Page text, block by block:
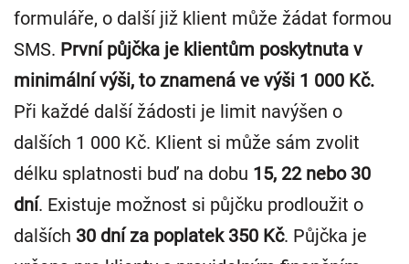
formuláře, o další již klient může žádat formou
SMS. První půjčka je klientům poskytnuta v
minimální výši, to znamená ve výši 1 000 Kč.
Při každé další žádosti je limit navýšen o
dalších 1 000 Kč. Klient si může sám zvolit
délku splatnosti buď na dobu 15, 22 nebo 30
dní. Existuje možnost si půjčku prodloužit o
dalších 30 dní za poplatek 350 Kč. Půjčka je